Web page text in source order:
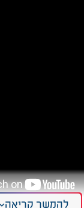
להמשך קריאה